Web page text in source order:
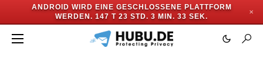
ANDROID WIRD EINE GESCHLOSSENE PLATTFORM
WERDEN. 147 T 23 STD. 3 MIN. 33 SEK.
✕